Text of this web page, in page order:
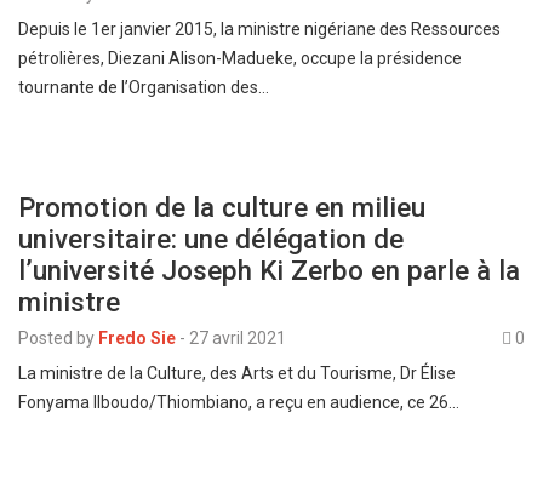
Depuis le 1er janvier 2015, la ministre nigériane des Ressources
pétrolières, Diezani Alison-Madueke, occupe la présidence
tournante de l’Organisation des…
Promotion de la culture en milieu
universitaire: une délégation de
l’université Joseph Ki Zerbo en parle à la
ministre
Posted by Fredo Sie - 27 avril 2021
0
La ministre de la Culture, des Arts et du Tourisme, Dr Élise
Fonyama Ilboudo/Thiombiano, a reçu en audience, ce 26…